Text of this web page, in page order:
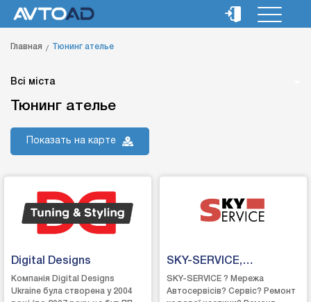
Главная Тюнинг ателье
Всі міста
Тюнинг ателье
Показать на карте
Digital Designs
Компанія Digital Designs
Ukraine була створена у 2004
SKY-SERVICE,
Автосервіс Дніпро
SKY-SERVICE ? Мережа
Автосервісів? Сервіс? Ремонт